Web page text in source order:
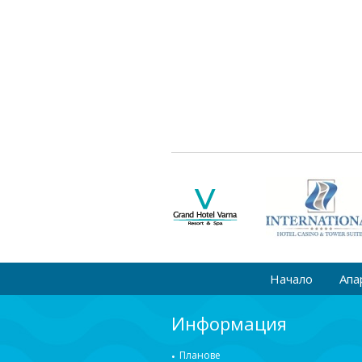
Начало
Информация
Планове